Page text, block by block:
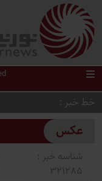
خط خبر
عکس
شناسه خبر :
321285